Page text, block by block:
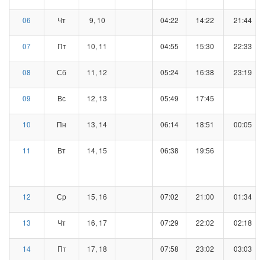
06 Чт 9, 10 04:22 14:22 21:44
07 Пт 10, 11 04:55 15:30 22:33
08 Сб 11, 12 05:24 16:38 23:19
09 Вс 12, 13 05:49 17:45
10 Пн 13, 14 06:14 18:51 00:05
11 Вт 14, 15 06:38 19:56
12 Ср 15, 16 07:02 21:00 01:34
13 Чт 16, 17 07:29 22:02 02:18
14 Пт 17, 18 07:58 23:02 03:03